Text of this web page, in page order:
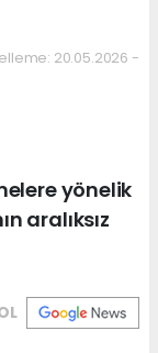
20.05.2026 -
yönelik
aralıksız